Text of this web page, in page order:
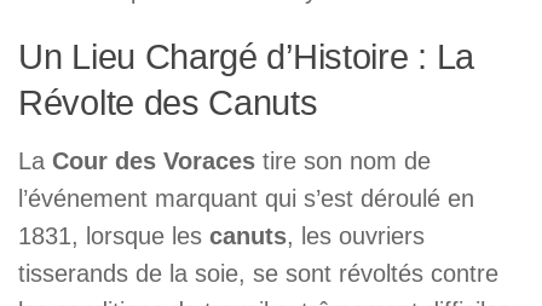
Un Lieu Chargé d’Histoire : La
Révolte des Canuts
La Cour des Voraces tire son nom de
l’événement marquant qui s’est déroulé en
1831, lorsque les canuts, les ouvriers
tisserands de la soie, se sont révoltés contre